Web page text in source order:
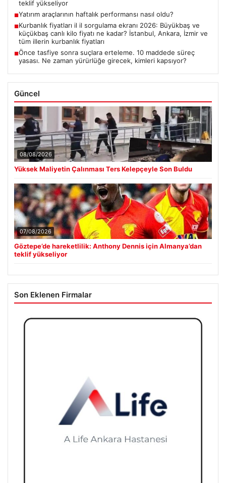
Yüksek Maliyetin Çalınması Ters Kelepçeyle Son Buldu
■Göztepe’de hareketlilik: Anthony Dennis için Almanya’dan
teklif yükseliyor
Yatırım araçlarının haftalık performansı nasıl oldu?
Kurbanlık fiyatları il il sorgulama ekranı 2026: Büyükbaş ve
küçükbaş canlı kilo fiyatı ne kadar? İstanbul, Ankara, İzmir ve
tüm illerin kurbanlık fiyatları
■Önce tasfiye sonra suçlara erteleme. 10 maddede süreç
yasası. Ne zaman yürürlüğe girecek, kimleri kapsıyor?
Güncel
Yüksek Maliyetin Çalınması Ters Kelepçeyle Son Buldu
07/08/2026
teklif yükseliyor
Son Eklenen Firmalar